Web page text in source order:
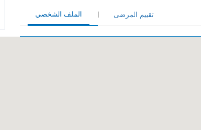
الملف الشخصي تقييم المرضى